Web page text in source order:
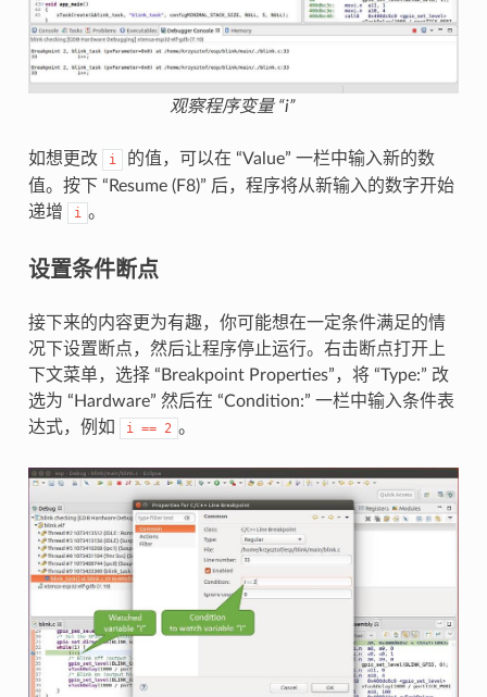
观察程序变量 “i”
如想更改 i
的值，可以在 “Value” 一栏中输入新的数
值。按下 “Resume (F8)” 后，程序将从新输入的数字开始
递增
i 。
设置条件断点
接下来的内容更为有趣，你可能想在一定条件满足的情
况下设置断点，然后让程序停止运行。右击断点打开上
下文菜单，选择 “Breakpoint Properties”，将 “Type:” 改
选为 “Hardware” 然后在 “Condition:” 一栏中输入条件表
达式，例如
i == 2 。